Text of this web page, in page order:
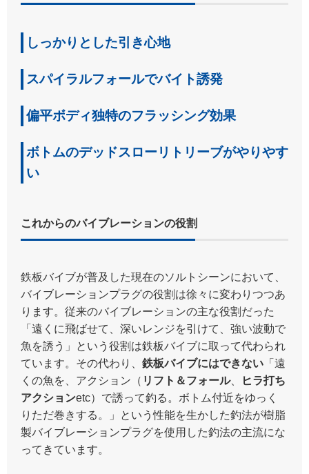
しっかりとした引き心地
スパイラルフォールでバイト誘発
偏平ボディ独特のフラッシング効果
ボトムのデッドスローリトリーブがやりやす
い
これからのバイブレーションの役割
鉄板バイブが普及した現在のソルトシーンにおいて、
バイブレーションプラグの役割は徐々に変わりつつあ
ります。 従来のバイブレーションの主な役割だった
「遠くに飛ばせて、深いレンジを引けて、強い波動で
魚を誘う」という役割は鉄板バイブに取って代わられ
ています。その代わり、 鉄板バイブにはできない 「遠
くの魚を、アクション（ リフト＆フォール、
ヒラ打ち
アクションetc）で誘って釣る。ボトム付近をゆっく
りただ巻きする。」という性能を生かした釣法が樹脂
製バイブレーションプラグを使用した釣法の主流にな
ってきています。